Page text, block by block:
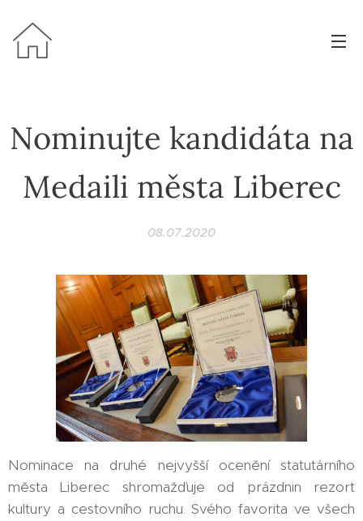
Nominujte kandidáta na
Medaili města Liberec
08.07.2020
Nominace na druhé nejvyšší ocenění statutárního
města Liberec shromažďuje od prázdnin rezort
kultury a cestovního ruchu. Svého favorita ve všech